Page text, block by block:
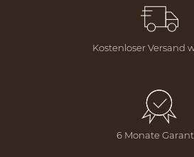
Kostenloser Versand
6 Monate